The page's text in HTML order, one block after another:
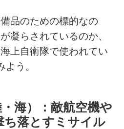
品のための標的なの
凝らされているのか、
上自衛隊で使われてい
う。
海）：敵航空機や
ち落とすミサイル